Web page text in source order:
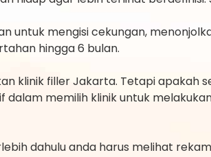
untuk mengisi cekungan,
hingga 6 bulan.
klinik filler Jakarta. Tetapi apakah
dalam memilih klinik untuk
dahulu anda harus melihat